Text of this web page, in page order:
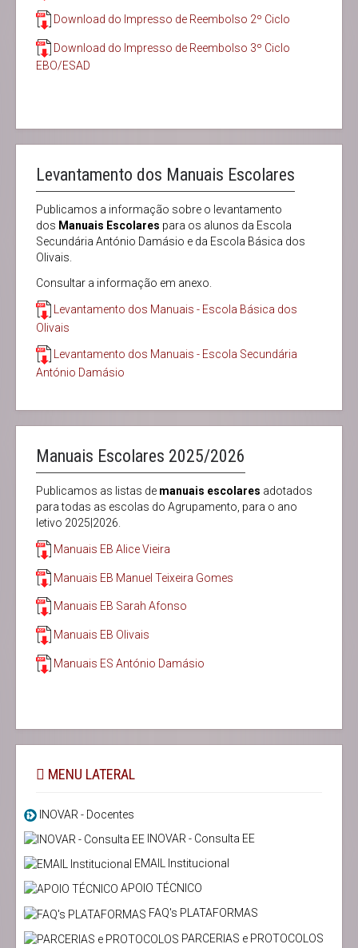
Download do Impresso de Reembolso 2º Ciclo
Download do Impresso de Reembolso 3º Ciclo
EBO/ESAD
Levantamento dos Manuais Escolares
Publicamos a informação sobre o levantamento
dos Manuais Escolares para os alunos da Escola
Secundária António Damásio e da Escola Básica dos
Olivais.
Consultar a informação em anexo.
Levantamento dos Manuais - Escola Básica dos
Olivais
Levantamento dos Manuais - Escola Secundária
António Damásio
Manuais Escolares 2025/2026
Publicamos as listas de manuais escolares adotados
para todas as escolas do Agrupamento, para o ano
letivo 2025|2026.
Manuais EB Alice Vieira
Manuais EB Manuel Teixeira Gomes
Manuais EB Sarah Afonso
Manuais EB Olivais
Manuais ES António Damásio
MENU LATERAL
INOVAR - Docentes
INOVAR - Consulta EE
EMAIL Institucional
APOIO TÉCNICO
FAQ's PLATAFORMAS
PARCERIAS e PROTOCOLOS